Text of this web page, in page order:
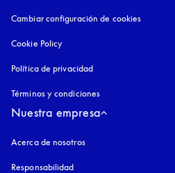
Cambiar configuración de cookies
Cookie Policy
Política de privacidad
Términos y condiciones
Nuestra empresa
Acerca de nosotros
Responsabilidad